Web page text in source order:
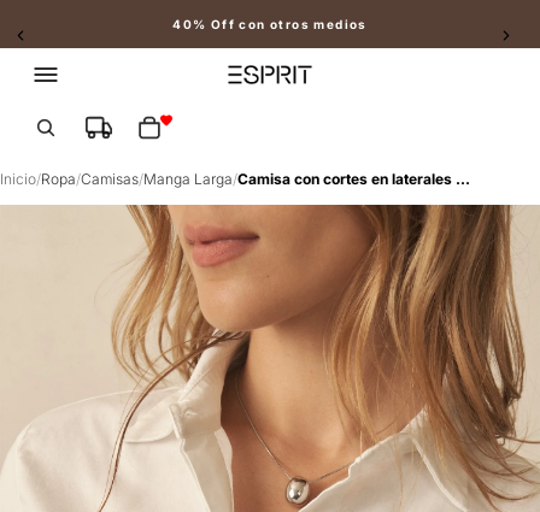
40% Off con otros medios
Slide 2 of 2
Inicio/Ropa/Camisas/Manga Larga/ Camisa con cortes en laterales para mujer - Blanco